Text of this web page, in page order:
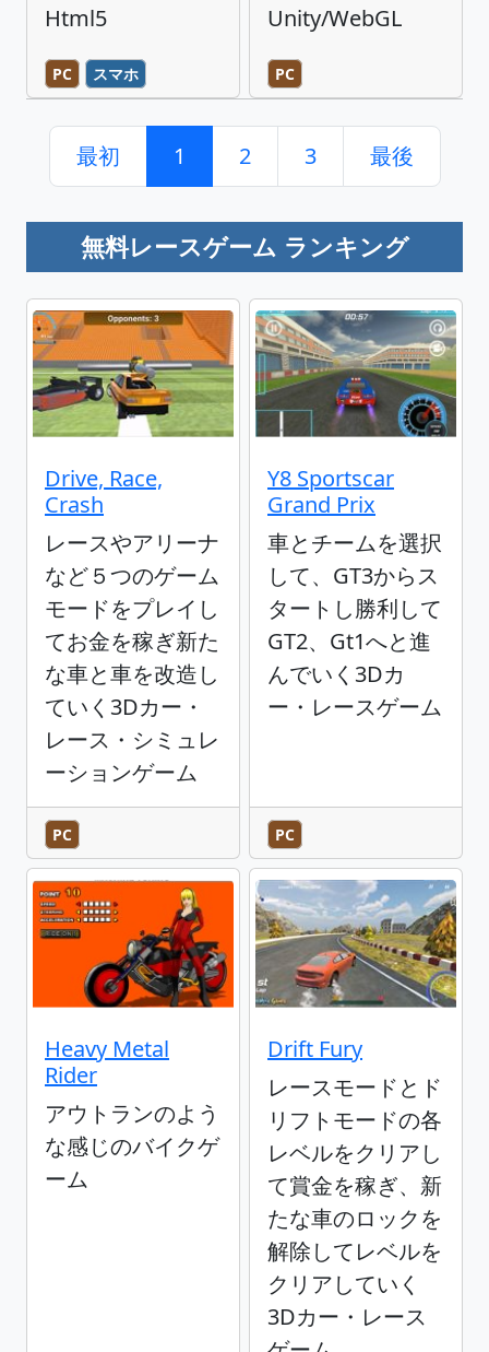
Html5
PC スマホ
Unity/WebGL
PC
最初 1 2 3 最後
無料レースゲーム ランキング
Drive, Race,
Crash
レースやアリーナ
など５つのゲーム
モードをプレイし
てお金を稼ぎ新た
な車と車を改造し
ていく3Dカー・
レース・シミュレ
ーションゲーム
PC
Y8 Sportscar
Grand Prix
車とチームを選択
して、GT3からス
タートし勝利して
GT2、Gt1へと進
んでいく3Dカ
ー・レースゲーム
PC
Heavy Metal
Rider
アウトランのよう
な感じのバイクゲ
ーム
Drift Fury
レースモードとド
リフトモードの各
レベルをクリアし
て賞金を稼ぎ、新
たな車のロックを
解除してレベルを
クリアしていく
3Dカー・レース